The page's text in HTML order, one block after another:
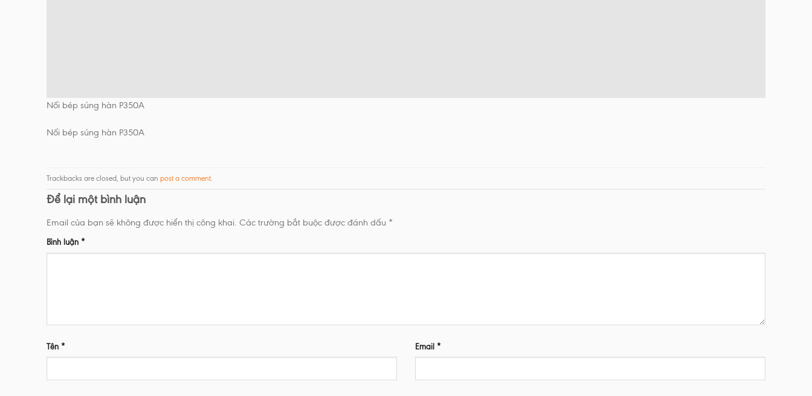
Nối bép súng hàn P350A
Nối bép súng hàn P350A
Trackbacks are closed, but you can post a comment
Để lại một bình luận
Email của bạn sẽ không được hiển thị công khai. Các trường bắt buộc được đánh dấu *
Bình luận *
Tên * Email *